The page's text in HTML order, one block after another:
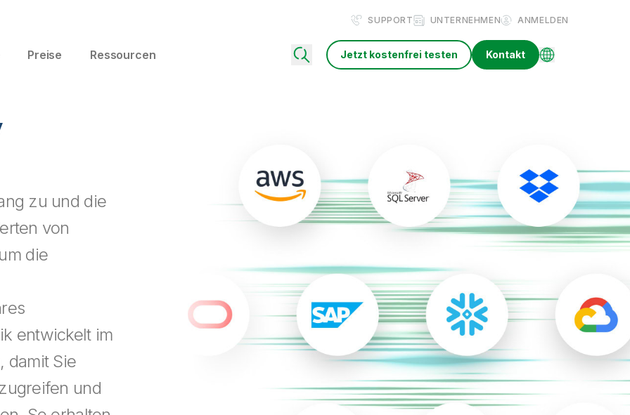
SUPPORT UNTERNEHMEN ANMELDEN
Preise Ressourcen Jetzt kostenfrei testen Kontakt
zu und die
von
die
entwickelt im
damit Sie
und